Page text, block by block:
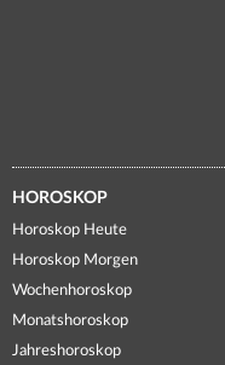
HOROSKOP
Horoskop Heute
Horoskop Morgen
Wochenhoroskop
Monatshoroskop
Jahreshoroskop